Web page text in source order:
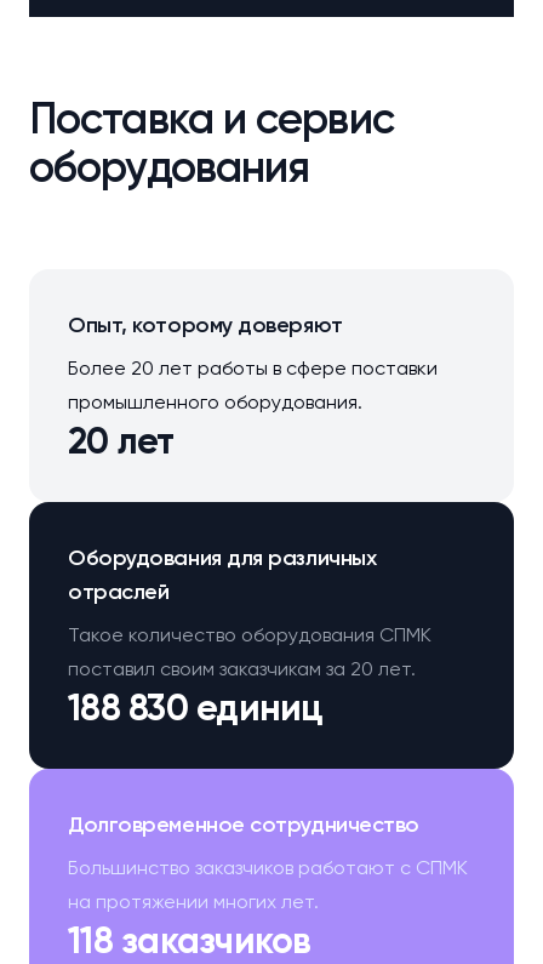
Поставка и сервис
оборудования
20 лет
Опыт, которому доверяют
Более 20 лет работы в сфере поставки
промышленного оборудования.
188 830 единиц
Оборудования для различных
отраслей
Такое количество оборудования СПМК
поставил своим заказчикам за 20 лет.
118 заказчиков
Долговременное сотрудничество
Большинство заказчиков работают с СПМК
на протяжении многих лет.